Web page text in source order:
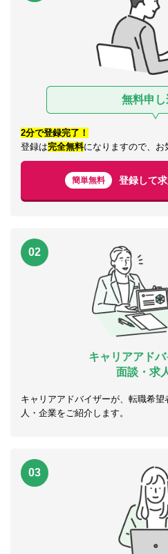
無料申
2分で登録完了！
登録は完全無料になりますので、お
簡単無料 登録して
02
キャリアアド
面談・求
キャリアアドバイザーが、転職希
人・企業をご紹介します。
03